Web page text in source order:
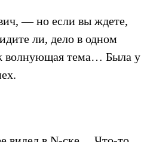
— но если вы ждете,
ли, дело в одном
волнующая тема… Была у